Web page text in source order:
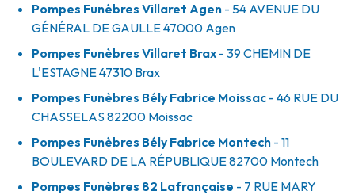
Pompes Funèbres Villaret Agen - 54 AVENUE DU
GÉNÉRAL DE GAULLE47000 Agen
Pompes Funèbres Villaret Brax - 39 CHEMIN DE
L'ESTAGNE47310 Brax
Pompes Funèbres Bély Fabrice Moissac - 46 RUE DU
CHASSELAS 82200 Moissac
Pompes Funèbres Bély Fabrice Montech - 11
BOULEVARD DE LA RÉPUBLIQUE82700 Montech
Pompes Funèbres 82 Lafrançaise - 7 RUE MARY